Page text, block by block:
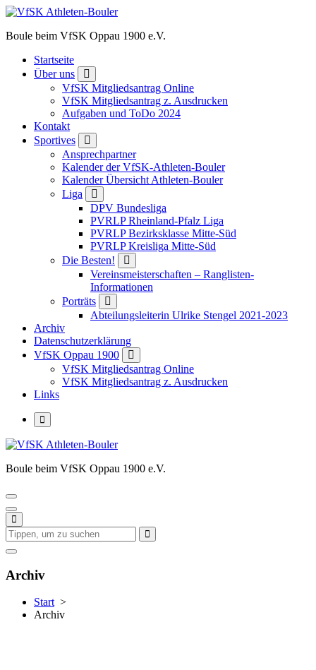
Zum
springen
Boule beim VfSK Oppau 1900 e.V.
Startseite
Über uns
VfSK Mitgliedsantrag Online
VfSK Mitgliedsantrag z. Ausdrucken
Aufgaben und ToDo 2024
Kontakt
Sportives
Ansprechpartner
Kalender der VfSK-Athleten-Bouler
Kalender Übersicht Athleten-Bouler
Liga
DPV Bundesliga
PVRLP Rheinland-Pfalz Liga
PVRLP Bezirksklasse Mitte-Süd
PVRLP Kreisliga Mitte-Süd
Die Besten!
Vereinsmeisterschaften – Ranglisten-
Informationen
Porträts
Abteilungsleiterin Ulrike Stengel 2021-2023
Archiv
Datenschutzerklärung
VfSK Oppau 1900
VfSK Mitgliedsantrag Online
VfSK Mitgliedsantrag z. Ausdrucken
Links
Boule beim VfSK Oppau 1900 e.V.
Archiv
Start>
Archiv